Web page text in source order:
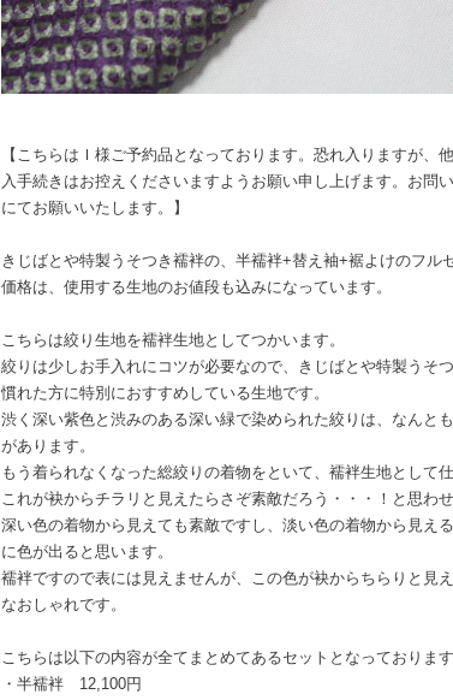
【こちらはＩ様ご予約品となっております。恐れ入りますが、
入手続きはお控えくださいますようお願い申し上げます。お問
にてお願いいたします。】
きじばとや特製うそつき襦袢の、半襦袢+替え袖+裾よけのフル
価格は、使用する生地のお値段も込みになっています。
こちらは絞り生地を襦袢生地としてつかいます。
絞りは少しお手入れにコツが必要なので、きじばとや特製うそ
慣れた方に特別におすすめしている生地です。
渋く深い紫色と渋みのある深い緑で染められた絞りは、なんと
があります。
もう着られなくなった総絞りの着物をといて、襦袢生地として仕
これが袂からチラリと見えたらさぞ素敵だろう・・・！と思わせ
深い色の着物から見えても素敵ですし、淡い色の着物から見え
に色が出ると思います。
襦袢ですので表には見えませんが、この色が袂からちらりと見
なおしゃれです。
こちらは以下の内容が全てまとめてあるセットとなっております
・半襦袢 12,100円